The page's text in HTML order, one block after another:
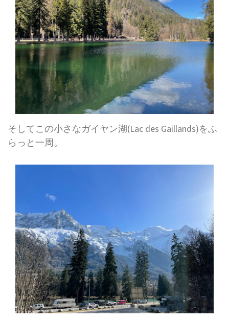
そしてこの小さなガイヤン湖(Lac des Gaillands)をふ
らっと一周。